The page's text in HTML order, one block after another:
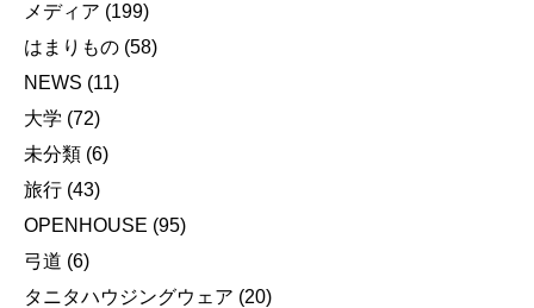
メディア (199)
はまりもの (58)
NEWS (11)
大学 (72)
未分類 (6)
旅行 (43)
OPENHOUSE (95)
弓道 (6)
タニタハウジングウェア (20)